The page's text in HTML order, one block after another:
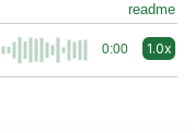
readme
0:00 1.0x